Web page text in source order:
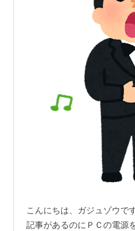
こんにちは、ガジュゾウで
記事があるのにＰＣの電源